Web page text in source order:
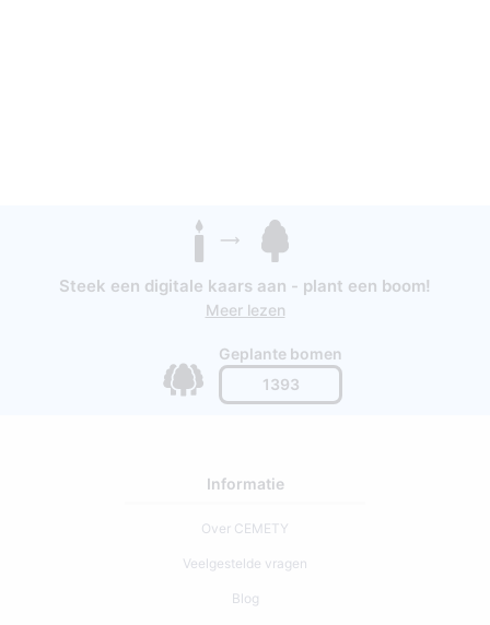
Steek een digitale kaars aan - plant een boom!
Meer lezen
Geplante bomen
1393
Informatie
Over CEMETY
Veelgestelde vragen
Blog